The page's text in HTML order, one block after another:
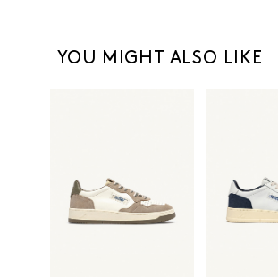
YOU MIGHT ALSO LIKE